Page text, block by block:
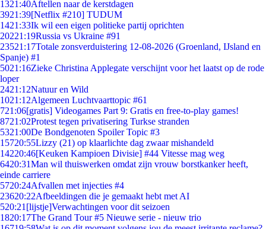
1321:40Aftellen naar de kerstdagen
3921:39[Netflix #210] TUDUM
1421:33Ik wil een eigen politieke partij oprichten
20221:19Russia vs Ukraine #91
23521:17Totale zonsverduistering 12-08-2026 (Groenland, IJsland en
Spanje) #1
5021:16Zieke Christina Applegate verschijnt voor het laatst op de rode
loper
2421:12Natuur en Wild
1021:12Algemeen Luchtvaarttopic #61
721:06[gratis] Videogames Part 9: Gratis en free-to-play games!
8721:02Protest tegen privatisering Turkse stranden
5321:00De Bondgenoten Spoiler Topic #3
15720:55Lizzy (21) op klaarlichte dag zwaar mishandeld
14220:46[Keuken Kampioen Divisie] #44 Vitesse mag weg
6420:31Man wil thuiswerken omdat zijn vrouw borstkanker heeft,
einde carriere
5720:24Afvallen met injecties #4
23620:22Afbeeldingen die je gemaakt hebt met AI
520:21 [lijstje]Verwachtingen voor dit seizoen
1820:17The Grand Tour #5 Nieuwe serie - nieuw trio